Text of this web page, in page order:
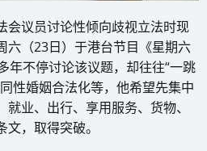
会议员讨论性倾向歧视立法时现
六（23日）于港台节目《星期六
年不停讨论该议题，却往往“一跳
性婚姻合法化等，他希望先集中
业、出行、享用服务、货物、
，取得突破。